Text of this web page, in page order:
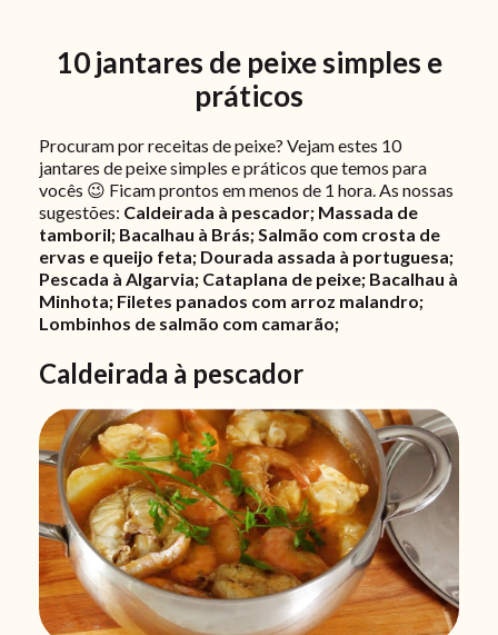
10 jantares de peixe simples e
práticos
Procuram por receitas de peixe? Vejam estes 10
jantares de peixe simples e práticos que temos para
vocês 😉 Ficam prontos em menos de 1 hora. As nossas
sugestões: Caldeirada à pescador; Massada de
tamboril; Bacalhau à Brás; Salmão com crosta de
ervas e queijo feta; Dourada assada à portuguesa;
Pescada à Algarvia; Cataplana de peixe; Bacalhau à
Minhota; Filetes panados com arroz malandro;
Lombinhos de salmão com camarão;
Caldeirada à pescador